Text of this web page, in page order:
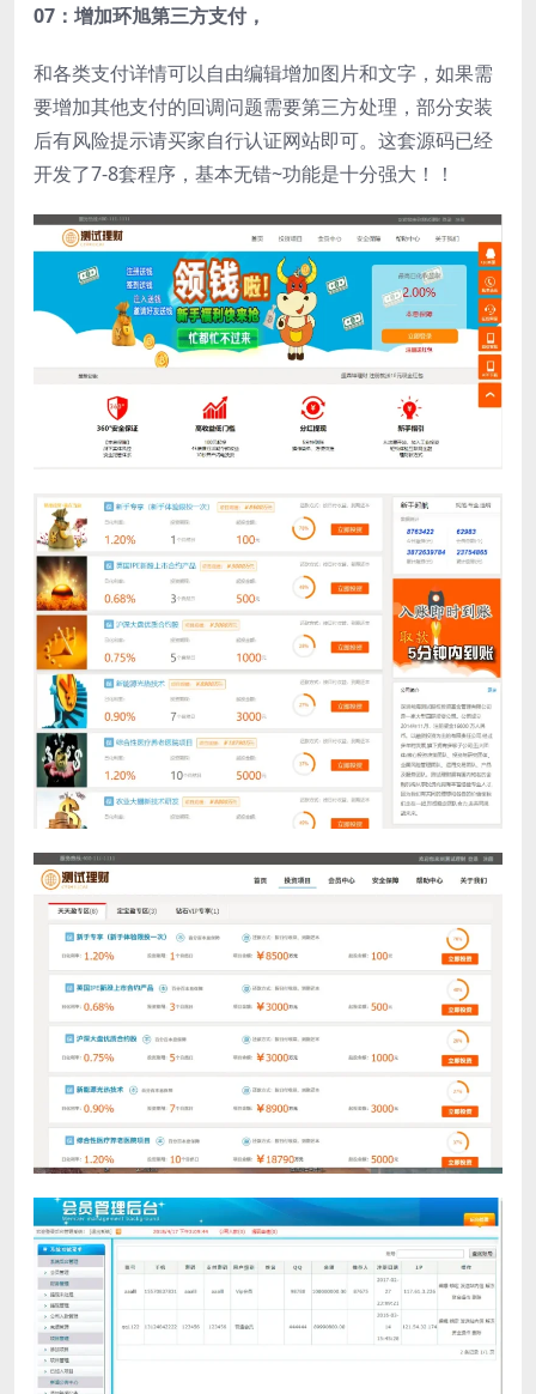
07：增加环旭第三方支付，
和各类支付详情可以自由编辑增加图片和文字，如果需
要增加其他支付的回调问题需要第三方处理，部分安装
后有风险提示请买家自行认证网站即可。这套源码已经
开发了7-8套程序，基本无错~功能是十分强大！！